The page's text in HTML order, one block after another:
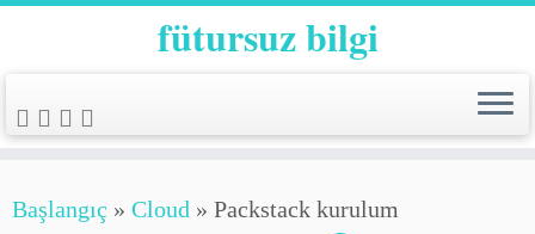
fütursuz bilgi
Başlangıç » Cloud » Packstack kurulum